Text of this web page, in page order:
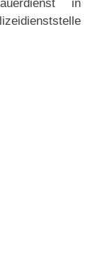
in